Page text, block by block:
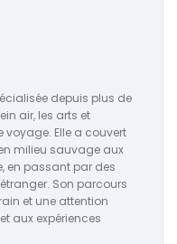
depuis plus de
air, les arts et
voyage. Elle a couvert
milieu sauvage aux
en passant par des
Son parcours
et une attention
aux expériences